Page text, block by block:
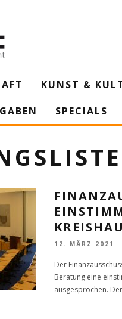
KUNST &
SPECIALS
12. MÄRZ 2021
Der
Beratung eine
ausgesprochen.